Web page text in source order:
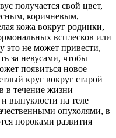
получается свой цвет,
коричневым,
кожа вокруг родинки,
всплесков или
это не может привести,
за невусами, чтобы
появиться новое
круг вокруг старой
в течение жизни –
выпуклости на теле
опухолями, в
пороками развития